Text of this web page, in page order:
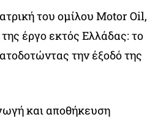
του ομίλου Motor Oil,
έργο εκτός Ελλάδας: το
την έξοδό της
και αποθήκευση